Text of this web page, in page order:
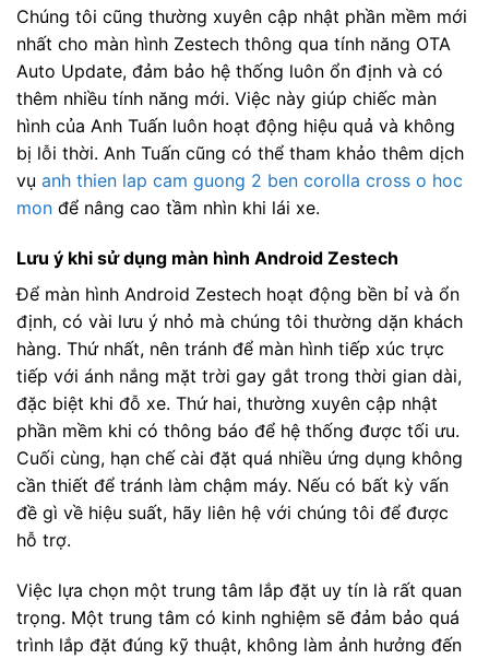
Chúng tôi cũng thường xuyên cập nhật phần mềm mới
nhất cho màn hình Zestech thông qua tính năng OTA
Auto Update, đảm bảo hệ thống luôn ổn định và có
thêm nhiều tính năng mới. Việc này giúp chiếc màn
hình của Anh Tuấn luôn hoạt động hiệu quả và không
bị lỗi thời. Anh Tuấn cũng có thể tham khảo thêm dịch
vụ anh thien lap cam guong 2 ben corolla cross o hoc
mon để nâng cao tầm nhìn khi lái xe.
Lưu ý khi sử dụng màn hình Android Zestech
Để màn hình Android Zestech hoạt động bền bỉ và ổn
định, có vài lưu ý nhỏ mà chúng tôi thường dặn khách
hàng. Thứ nhất, nên tránh để màn hình tiếp xúc trực
tiếp với ánh nắng mặt trời gay gắt trong thời gian dài,
đặc biệt khi đỗ xe. Thứ hai, thường xuyên cập nhật
phần mềm khi có thông báo để hệ thống được tối ưu.
Cuối cùng, hạn chế cài đặt quá nhiều ứng dụng không
cần thiết để tránh làm chậm máy. Nếu có bất kỳ vấn
đề gì về hiệu suất, hãy liên hệ với chúng tôi để được
hỗ trợ.
Việc lựa chọn một trung tâm lắp đặt uy tín là rất quan
trọng. Một trung tâm có kinh nghiệm sẽ đảm bảo quá
trình lắp đặt đúng kỹ thuật, không làm ảnh hưởng đến